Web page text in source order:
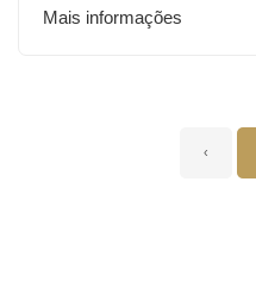
Mais informações
‹